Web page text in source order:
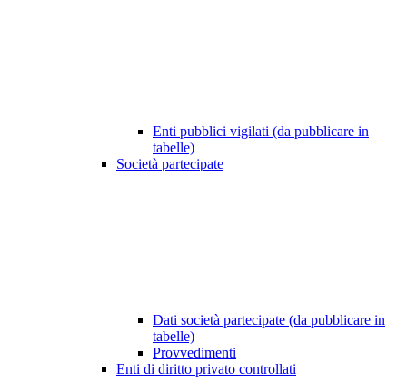
Enti pubblici vigilati (da pubblicare in
tabelle)
Società partecipate
Dati società partecipate (da pubblicare in
tabelle)
Provvedimenti
Enti di diritto privato controllati